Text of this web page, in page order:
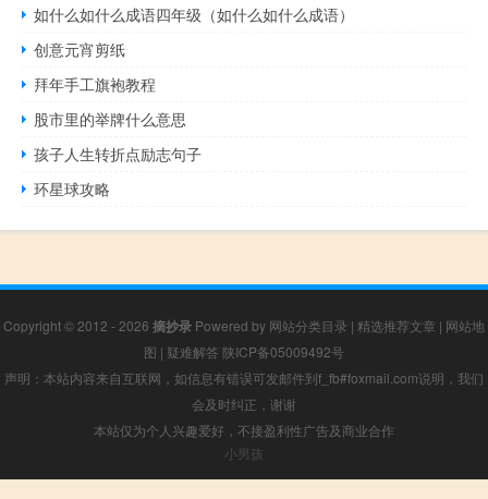
如什么如什么成语四年级（如什么如什么成语）
创意元宵剪纸
拜年手工旗袍教程
股市里的举牌什么意思
孩子人生转折点励志句子
环星球攻略
Copyright © 2012 - 2026 摘抄录 Powered by 网站分类目录 | 精选推荐文章 | 网站地
图 | 疑难解答 陕ICP备05009492号
声明：本站内容来自互联网，如信息有错误可发邮件到f_fb#foxmail.com说明，我们
会及时纠正，谢谢
本站仅为个人兴趣爱好，不接盈利性广告及商业合作
小男孩